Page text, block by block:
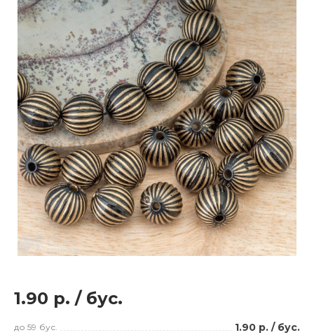
1.90 р. / бус.
до 59 бус. 1.90 р. / бус.